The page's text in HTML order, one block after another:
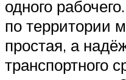
одного
по территории
простая, а
транспортного